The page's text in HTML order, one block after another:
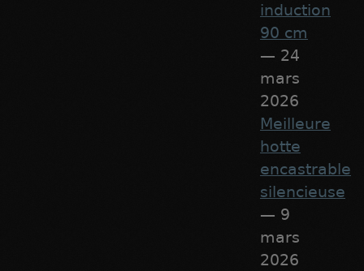
induction
90 cm
— 24
mars
2026
Meilleure
hotte
encastrable
silencieuse
— 9
mars
2026